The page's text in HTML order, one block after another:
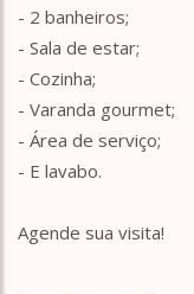
- 2 banheiros;
- Sala de estar;
- Cozinha;
- Varanda gourmet;
- Área de serviço;
- E lavabo.
Agende sua visita!